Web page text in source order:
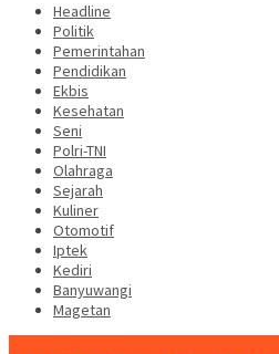
Headline
Politik
Pemerintahan
Pendidikan
Ekbis
Kesehatan
Seni
Polri-TNI
Olahraga
Sejarah
Kuliner
Otomotif
Iptek
Kediri
Banyuwangi
Magetan